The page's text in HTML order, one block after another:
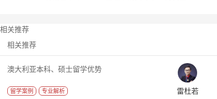
相关推荐
相关推荐
澳大利亚本科、硕士留学优势
留学案例 专业解析 雷杜若